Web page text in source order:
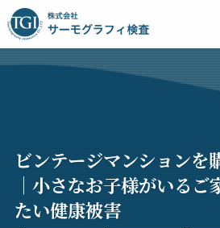
ビンテージマンションを
｜小さなお子様がいるご
たい健康被害